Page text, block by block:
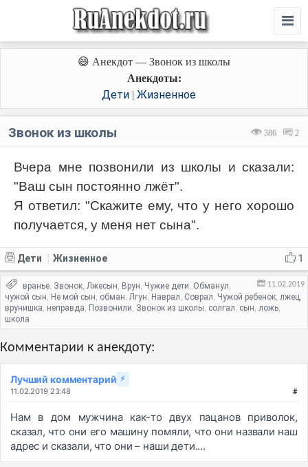
😄 Анекдот — Звонок из школы
Анекдоты:
Дети | Жизненное
386 2
Звонок из школы
Вчера мне позвонили из школы и сказали:
"Ваш сын постоянно лжёт".
Я ответил: "Скажите ему, что у него хорошо
получается, у меня нет сына".
1
Дети Жизненное
11.02.2019
вранье, Звонок, Лжесын, Врун, Чужие дети, Обманул,
чужой сын, Не мой сын, обман, Лгун, Наврал, Соврал, Чужой ребенок, лжец,
врунишка, неправда, Позвонили, Звонок из школы, солгал, сын, ложь,
школа
Комментарии к анекдоту:
Лучший комментарий ⚡
11.02.2019 23:48 #
Нам в дом мужчина как-то двух пацанов приволок,
сказал, что они его машину помяли, что они назвали наш
адрес и сказали, что они – наши дети....